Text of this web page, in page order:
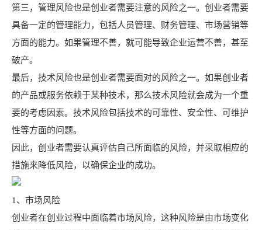
第三，管理风险也是创业者需要注意的风险之一。创业者需要
具备一定的管理能力，包括人员管理、财务管理、市场营销等
方面的能力。如果管理不善，就可能导致企业运营不善，甚至
破产。
最后，技术风险也是创业者需要面对的风险之一。如果创业者
的产品或服务依赖于某种技术，那么技术风险就会成为一个重
要的考虑因素。技术风险包括技术的可靠性、安全性、可维护
性等方面的问题。
因此，创业者需要认真评估自己所面临的风险，并采取相应的
措施来降低风险，以确保企业的成功。
1、市场风险
创业者在创业过程中面临着市场风险，这种风险是由市场变化